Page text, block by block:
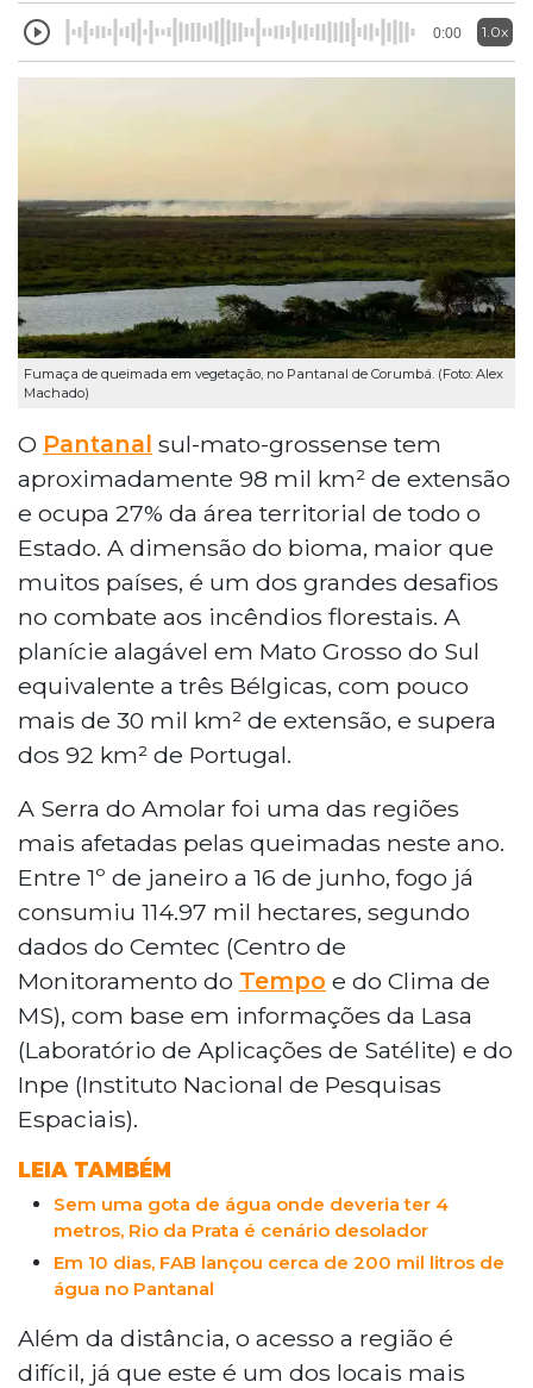
0:00 1.0x
Fumaça de queimada em vegetação, no Pantanal de Corumbá. (Foto: Alex
Machado)
O Pantanal sul-mato-grossense tem
aproximadamente 98 mil km² de extensão
e ocupa 27% da área territorial de todo o
Estado. A dimensão do bioma, maior que
muitos países, é um dos grandes desafios
no combate aos incêndios florestais. A
planície alagável em Mato Grosso do Sul
equivalente a três Bélgicas, com pouco
mais de 30 mil km² de extensão, e supera
dos 92 km² de Portugal.
A Serra do Amolar foi uma das regiões
mais afetadas pelas queimadas neste ano.
Entre 1º de janeiro a 16 de junho, fogo já
consumiu 114.97 mil hectares, segundo
dados do Cemtec (Centro de
Monitoramento do Tempo e do Clima de
MS), com base em informações da Lasa
(Laboratório de Aplicações de Satélite) e do
Inpe (Instituto Nacional de Pesquisas
Espaciais).
LEIA TAMBÉM
Sem uma gota de água onde deveria ter 4
metros, Rio da Prata é cenário desolador
Em 10 dias, FAB lançou cerca de 200 mil litros de
água no Pantanal
Além da distância, o acesso a região é
difícil, já que este é um dos locais mais